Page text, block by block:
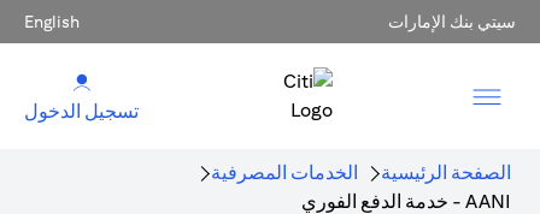
سيتي بنك الإمارات English
تسجيل الدخول
الصفحة الرئيسية
الخدمات المصرفية
AANI - خدمة الدفع الفوري